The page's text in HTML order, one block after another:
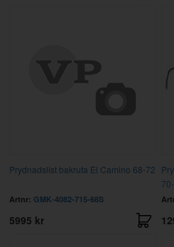
Prydnadslist bakruta El Camino 68-72
Artnr: GMK-4082-715-68S
5995 kr